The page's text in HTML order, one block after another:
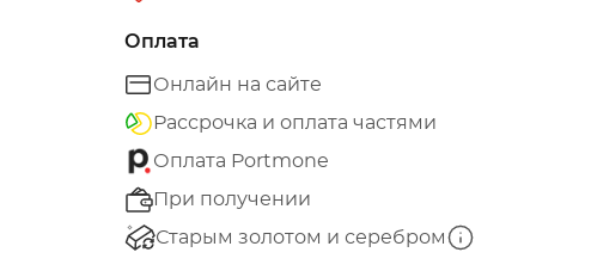
Оплата
Онлайн на сайте
Рассрочка и оплата частями
Оплата Portmone
При получении
Старым золотом и серебром